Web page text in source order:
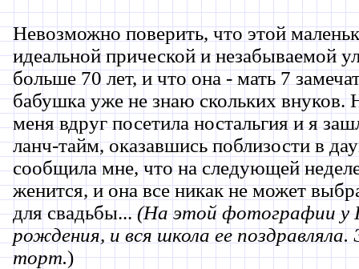
Невозможно поверить, что этой
идеальной прической и незабываемой
больше 70 лет, и что она - мать 7
бабушка уже не знаю скольких внуков.
меня вдруг посетила ностальгия и я
ланч-тайм, оказавшись поблизости в
сообщила мне, что на следующей
женится, и она все никак не может
для свадьбы...(На этой фотографии у
рождения, и вся школа ее
торт.)